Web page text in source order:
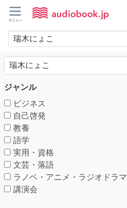
ジャンル
ビジネス
自己啓発
教養
語学
実用・資格
文芸・落語
ラノベ・アニメ・ラジオドラマ
講演会